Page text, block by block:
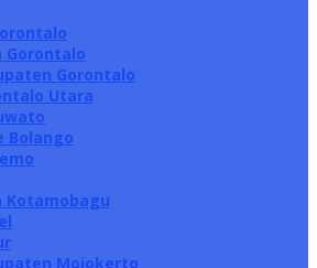
Gorontalo
Gorontalo
Utara
Bolango
Kotamobagu
Mojokerto